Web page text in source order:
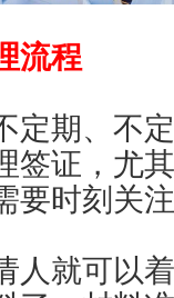
流程
期、不定
签证，尤
要时刻关
就可以着